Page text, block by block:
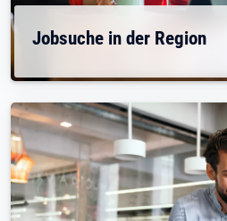
Jobsuche in der Region